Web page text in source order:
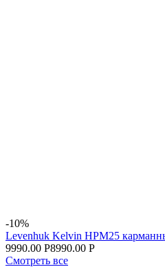
-10%
Levenhuk Kelvin HPM25
9990.00 Р8990.00 Р
Смотреть все